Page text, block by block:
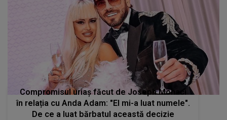
Compromisul uriaș făcut de Joseph Mohaci
în relația cu Anda Adam: "El mi-a luat numele".
De ce a luat bărbatul această decizie